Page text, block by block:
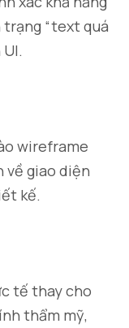
“text quá
wireframe
về giao diện
kế.
tế thay cho
thẩm mỹ,